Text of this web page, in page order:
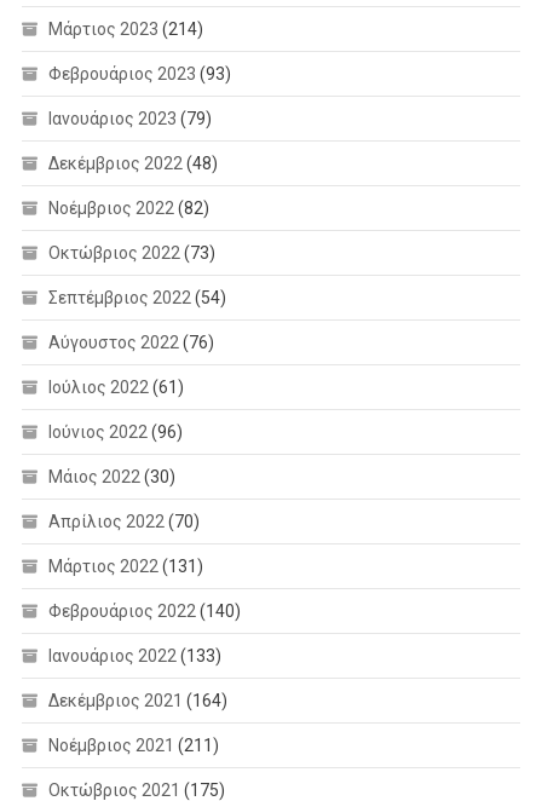
Μάρτιος 2023 (214)
Φεβρουάριος 2023 (93)
Ιανουάριος 2023 (79)
Δεκέμβριος 2022 (48)
Νοέμβριος 2022 (82)
Οκτώβριος 2022 (73)
Σεπτέμβριος 2022 (54)
Αύγουστος 2022 (76)
Ιούλιος 2022 (61)
Ιούνιος 2022 (96)
Μάιος 2022 (30)
Απρίλιος 2022 (70)
Μάρτιος 2022 (131)
Φεβρουάριος 2022 (140)
Ιανουάριος 2022 (133)
Δεκέμβριος 2021 (164)
Νοέμβριος 2021 (211)
Οκτώβριος 2021 (175)